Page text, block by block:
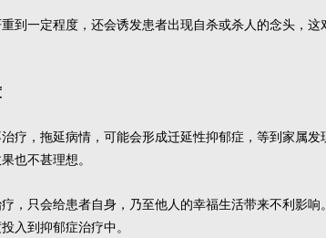
一定程度，还会诱发患者出现自杀或杀人的念头，这
，拖延病情，可能会形成迁延性抑郁症，等到家属发
也不甚理想。
只会给患者自身，乃至他人的幸福生活带来不利影响
入到抑郁症治疗中。